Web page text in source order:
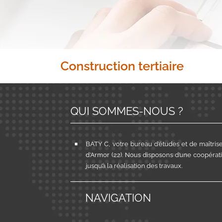
Construction tertiaire
QUI SOMMES-NOUS ?
BATY C, votre bureau d’études et de
d’Armor (22). Nous disposons d’une
jusqu’à la réalisation des travaux.
NAVIGATION